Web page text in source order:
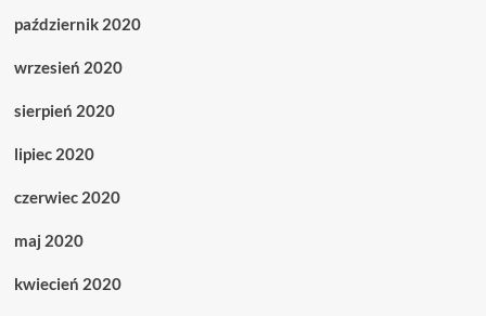
październik 2020
wrzesień 2020
sierpień 2020
lipiec 2020
czerwiec 2020
maj 2020
kwiecień 2020